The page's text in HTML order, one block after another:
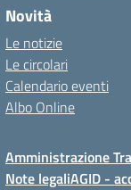
Novità
Le notizie
Le circolari
Calendario eventi
Albo Online
Amministrazione
Note legaliAGID -